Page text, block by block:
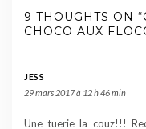
9 THOUGHTS ON
CHOCO AUX
JESS
29 mars 2017 à 12 h 46 min
Une tuerie la couz!!!